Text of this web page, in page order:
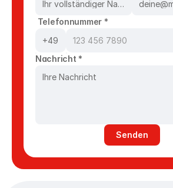
Telefonnummer *
Nachricht *
Senden